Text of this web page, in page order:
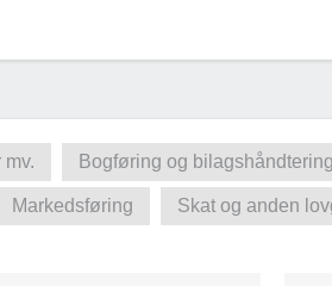
mv. Bogføring og bilagshåndtering
Markedsføring Skat og anden